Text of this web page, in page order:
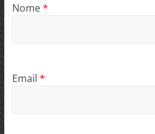
Nome*
Email *